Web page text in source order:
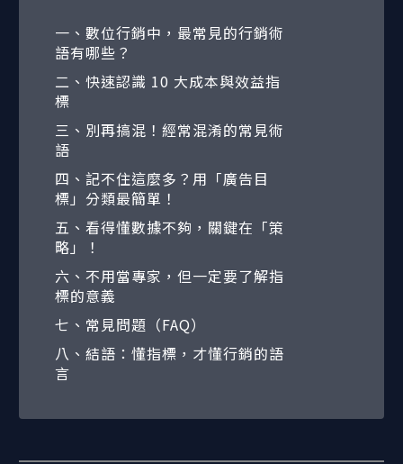
一、數位行銷中，最常見的行銷術
語有哪些？
二、快速認識 10 大成本與效益指
標
三、別再搞混！經常混淆的常見術
語
四、記不住這麼多？用「廣告目
標」分類最簡單！
五、看得懂數據不夠，關鍵在「策
略」！
六、不用當專家，但一定要了解指
標的意義
七、常見問題（FAQ）
八、結語：懂指標，才懂行銷的語
言